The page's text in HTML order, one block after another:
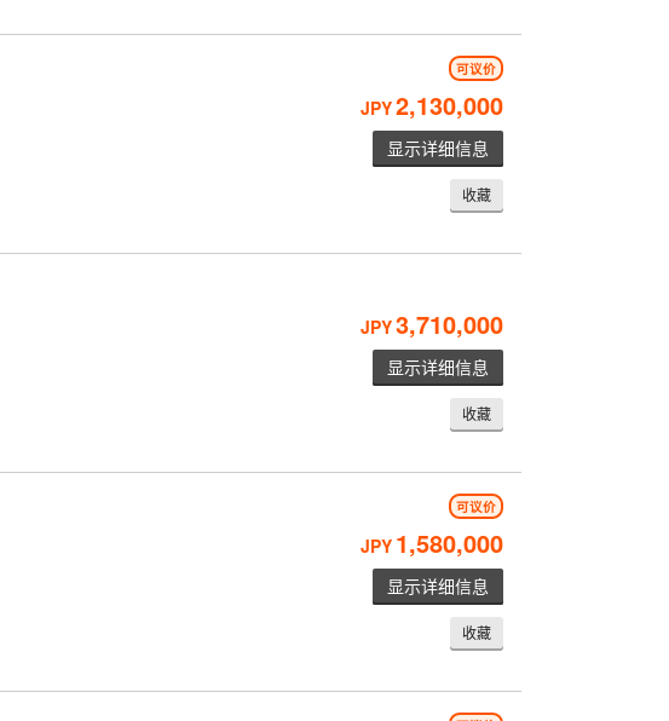
可议价
JPY2,130,000
显示详细信息
收藏
JPY3,710,000
显示详细信息
收藏
可议价
JPY 1,580,000
显示详细信息
收藏